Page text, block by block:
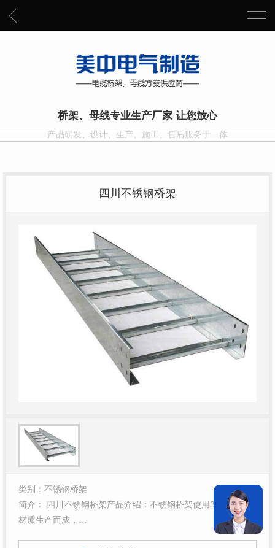
桥架、母线专业生产厂家 让您放心
产品研发、设计、生产、施工、售后服务于一体
四川不锈钢桥架
类别：不锈钢桥架
简介： 四川不锈钢桥架产品介绍：不锈钢桥架使用304不锈钢
材质生产而成，…